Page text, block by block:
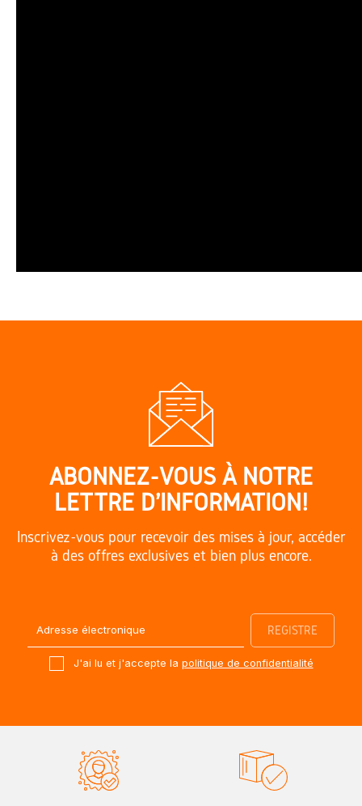
ABONNEZ-VOUS À NOTRE
LETTRE D'INFORMATION!
Inscrivez-vous pour recevoir des mises à jour, accéder
à des offres exclusives et bien plus encore.
J'ai lu et j'accepte la politique de confidentialité